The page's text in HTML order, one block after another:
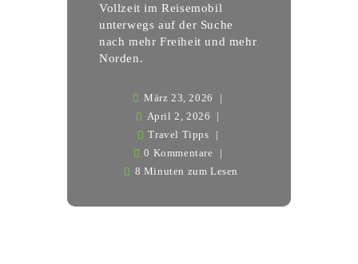
Vollzeit im Reisemobil
unterwegs auf der Suche
nach mehr Freiheit und mehr
Norden.
März 23, 2026
April 2, 2026
Travel Tipps
0 Kommentare
8 Minuten zum Lesen